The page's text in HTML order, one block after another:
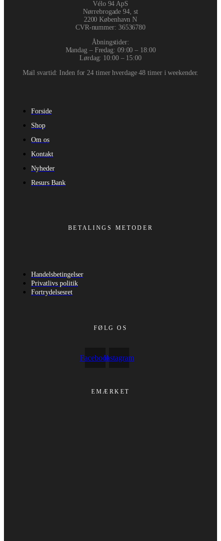
Vélo 94 ApS
Nørrebrogade 94, st
2200 København N
CVR-nummer: 36536780
Åbningstider:
Mandag – Fredag: 09:00 – 18:00
Lørdag: 10:00 – 15:00
Mail svartid: Inden for 24 timer hverdage 48 timer i weekender.
Forside
Shop
Om os
Kontakt
Nyheder
Resurs Bank
BETALINGS METODER
Handelsbetingelser
Privatlivs politik
Fortrydelsesret
FØLG OS
FacebookInstagram
EMÆRKET